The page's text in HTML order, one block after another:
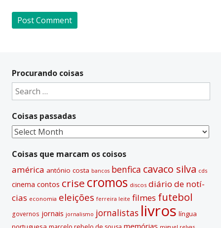
t
e
a
t
i
v
Procurando coisas
Search
for:
Coisas passadas
Coisas
Coisas que marcam os coisos
américa antónio costa bancos benfica cavaco silva cds
cinema contos crise cromos discos diário de notí­
cias economia eleições ferreira leite filmes futebol
governos jornais jornalismo jornalistas livros lí­ngua
memórias